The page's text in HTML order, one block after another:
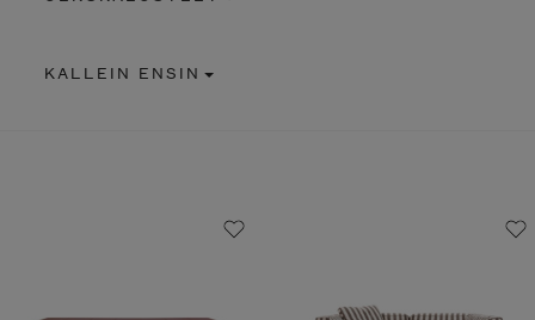
KALLEIN ENSIN